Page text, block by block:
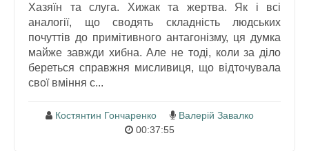
Хазяїн та слуга. Хижак та жертва. Як і всі
аналогії, що сводять складність людських
почуттів до примітивного антагонізму, ця думка
майже завжди хибна. Але не тоді, коли за діло
береться справжня мисливиця, що відточувала
свої вміння с...
Костянтин Гончаренко
Валерій Завалко
00:37:55